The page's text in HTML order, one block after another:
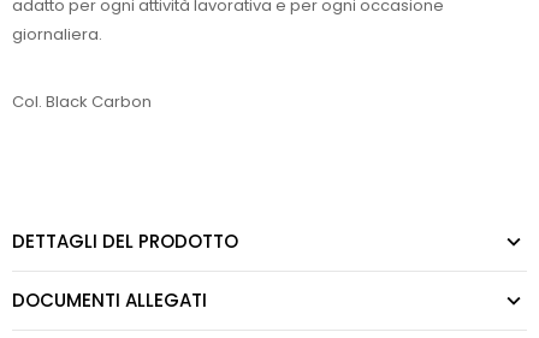
adatto per ogni attività lavorativa e per ogni occasione
giornaliera.
Col. Black Carbon
DETTAGLI DEL PRODOTTO
DOCUMENTI ALLEGATI